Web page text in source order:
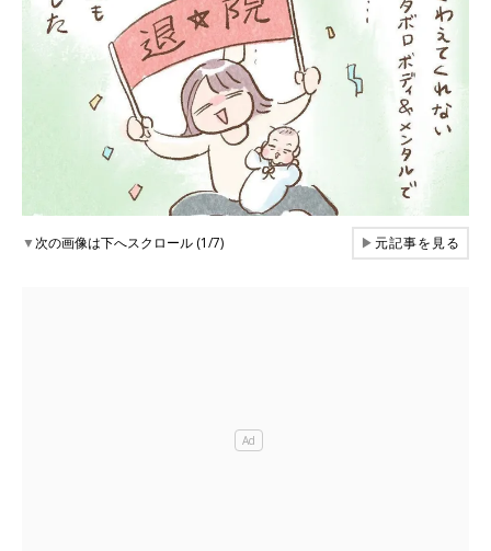
▼次の画像は下へスクロール (1/7) ▶元記事を見る